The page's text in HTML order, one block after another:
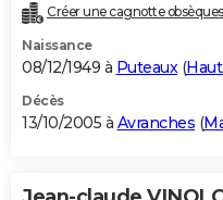
Créer une cagnotte obsèques
Naissance
08/12/1949 à Puteaux (
Décès
13/10/2005 à Avranches (